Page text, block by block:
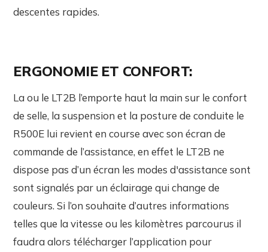
descentes rapides.
ERGONOMIE ET CONFORT:
La ou le LT2B l’emporte haut la main sur le confort
de selle, la suspension et la posture de conduite le
R500E lui revient en course avec son écran de
commande de l’assistance, en effet le LT2B ne
dispose pas d’un écran les modes d'assistance sont
sont signalés par un éclairage qui change de
couleurs. Si l’on souhaite d’autres informations
telles que la vitesse ou les kilomètres parcourus il
faudra alors télécharger l’application pour